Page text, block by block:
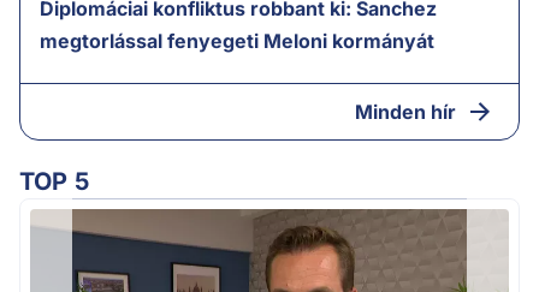
Diplomáciai konfliktus robbant ki: Sanchez
megtorlással fenyegeti Meloni kormányát
Minden hír
TOP 5